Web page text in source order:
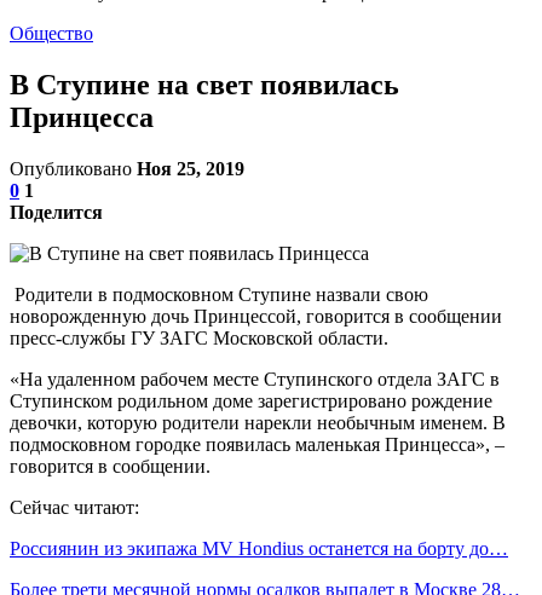
Общество
В Ступине на свет появилась
Принцесса
Опубликовано Ноя 25, 2019
0 1
Поделится
Родители в подмосковном Ступине назвали свою
новорожденную дочь Принцессой, говорится в сообщении
пресс-службы ГУ ЗАГС Московской области.
«На удаленном рабочем месте Ступинского отдела ЗАГС в
Ступинском родильном доме зарегистрировано рождение
девочки, которую родители нарекли необычным именем. В
подмосковном городке появилась маленькая Принцесса», –
говорится в сообщении.
Сейчас читают:
Россиянин из экипажа MV Hondius останется на борту до…
Более трети месячной нормы осадков выпадет в Москве 28…